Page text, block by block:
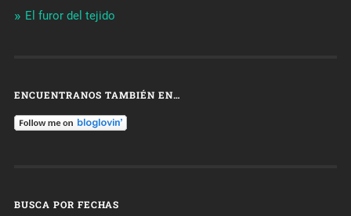
El furor del tejido
ENCUENTRANOS TAMBIÉN EN…
BUSCA POR FECHAS